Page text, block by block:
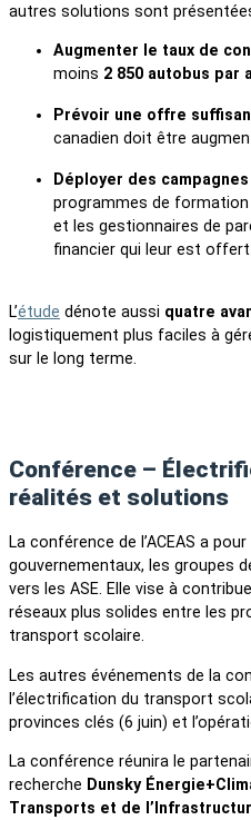
autres solutions sont
Augmenter le taux de
moins 2 850 autobus par
Prévoir une offre
canadien doit être
Déployer des
programmes de formation
et les gestionnaires de
financier qui leur est offert.
L’étude dénote aussi quatre
logistiquement plus faciles à
sur le long terme.
Conférence –
réalités et solutions
La conférence de l’ACEAS a
gouvernementaux, les groupes
vers les ASE. Elle vise à
réseaux plus solides entre les
transport scolaire.
Les autres événements de la
l’électrification du transport
provinces clés (6 juin) et
La conférence réunira le
recherche Dunsky
Transports et de